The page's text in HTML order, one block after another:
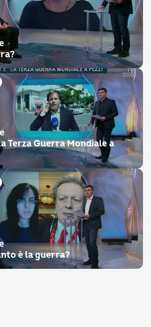
Terza Guerra Mondiale a
è la guerra?